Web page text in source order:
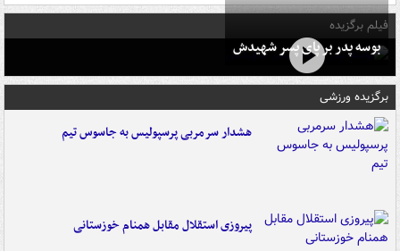
فیلم برگزیده
بوسه‌ پدر بر پای پسر شهیدش
برگزیده ورزشی
هشدار سرمربی پرسپولیس به جاسوس تیم
پیروزی استقلال مقابل همنام خوزستانی